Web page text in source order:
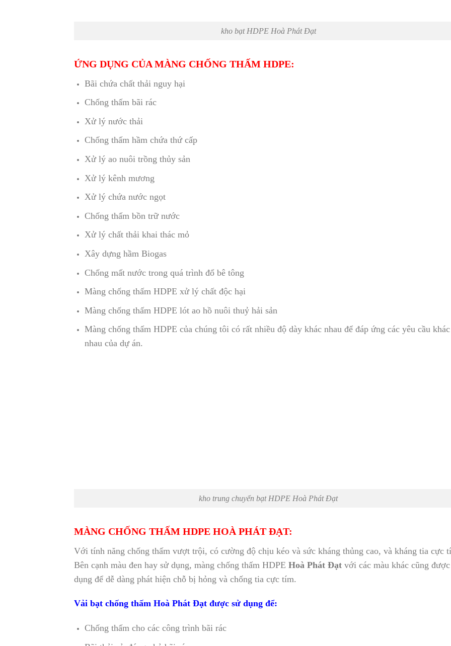
kho bạt HDPE Hoà Phát Đạt
ỨNG DỤNG CỦA MÀNG CHỐNG THẤM HDPE:
Bãi chứa chất thải nguy hại
Chống thấm bãi rác
Xử lý nước thải
Chống thấm hầm chứa thứ cấp
Xử lý ao nuôi trồng thủy sản
Xử lý kênh mương
Xử lý chứa nước ngọt
Chống thấm bồn trữ nước
Xử lý chất thải khai thác mỏ
Xây dựng hầm Biogas
Chống mất nước trong quá trình đổ bê tông
Màng chống thấm HDPE xử lý chất độc hại
Màng chống thấm HDPE lót ao hồ nuôi thuỷ hải sản
Màng chống thấm HDPE của chúng tôi có rất nhiều độ dày khác nhau để đáp ứng các yêu cầu khác
nhau của dự án.
kho trung chuyển bạt HDPE Hoà Phát Đạt
MÀNG CHỐNG THẤM HDPE HOÀ PHÁT ĐẠT:
Với tính năng chống thấm vượt trội, có cường độ chịu kéo và sức kháng thủng cao, và kháng tia cực
Bên cạnh màu đen hay sử dụng, màng chống thấm HDPE Hoà Phát Đạt với các màu khác cũng
dụng để dễ dàng phát hiện chỗ bị hỏng và chống tia cực tím.
Vải bạt chống thấm Hoà Phát Đạt được sử dụng để:
Chống thấm cho các công trình bãi rác